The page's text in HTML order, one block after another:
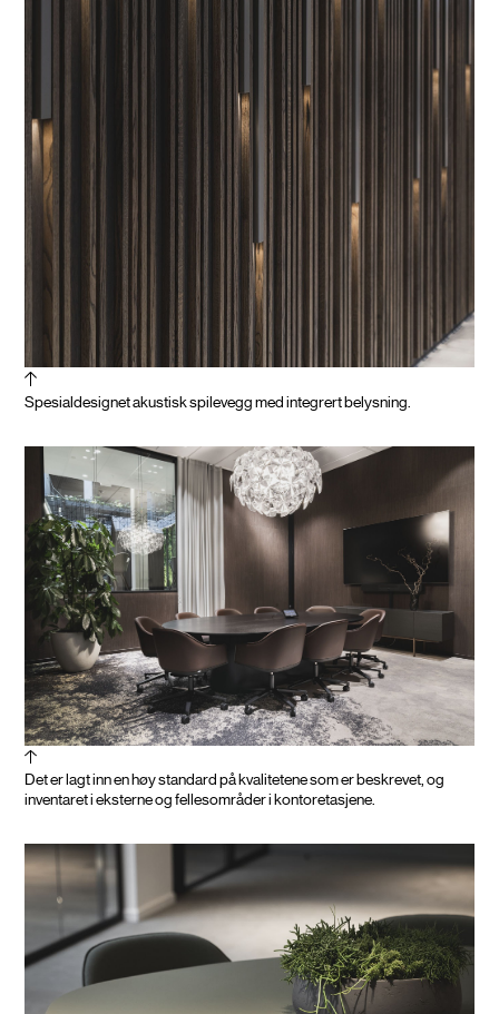
Spesialdesignet akustisk spilevegg med integrert belysning.
Det er lagt inn en høy standard på kvalitetene som er beskrevet, og
inventaret i eksterne og fellesområder i kontoretasjene.